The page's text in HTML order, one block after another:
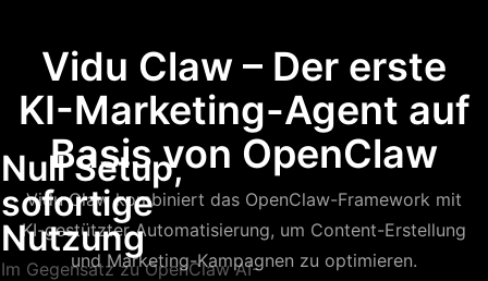
Vidu Claw – Der erste
KI-Marketing-Agent auf
Basis von OpenClaw
Vidu Claw kombiniert das OpenClaw-Framework mit
KI-gestützter Automatisierung, um Content-Erstellung
und Marketing-Kampagnen zu optimieren.
Null Setup,
sofortige
Nutzung
Im Gegensatz zu OpenClaw AI-